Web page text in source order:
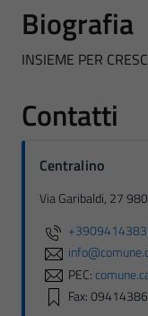
Biografia
INSIEME PER
Contatti
Centralino
Via Garibaldi, 27
PEC:
Fax: